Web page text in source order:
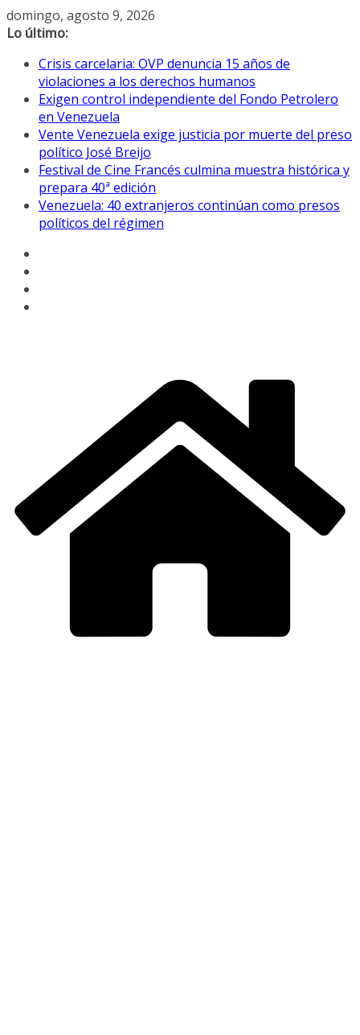
Saltar
al
domingo, agosto 9, 2026
Lo último:
Crisis carcelaria: OVP denuncia 15 años de
violaciones a los derechos humanos
Exigen control independiente del Fondo Petrolero
en Venezuela
Vente Venezuela exige justicia por muerte del preso
político José Breijo
Festival de Cine Francés culmina muestra histórica y
prepara 40ª edición
Venezuela: 40 extranjeros continúan como presos
políticos del régimen